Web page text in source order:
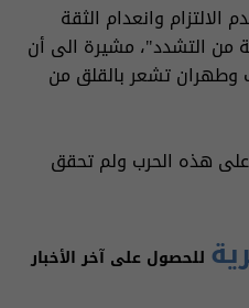
الالتزام وانعدام الثقة
من التشدد"، مشيرة الى أن
وطهران تشعر بالقلق من
هذه الحرب ولم تحقق
للحصول على آخر الأخبار